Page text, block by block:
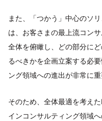
また、「つかう」中心のソ
は、お客さまの最上流コン
全体を俯瞰し、どの部分に
るべきかを企画立案する必
ング領域への進出が非常に重
そのため、全体最適を考え
インコンサルティング領域